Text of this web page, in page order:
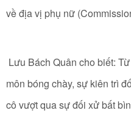
về địa vị phụ nữ
Lưu Bách Quân cho biết:
môn bóng chày, sự kiên trì
cô vượt qua sự đối xử bất